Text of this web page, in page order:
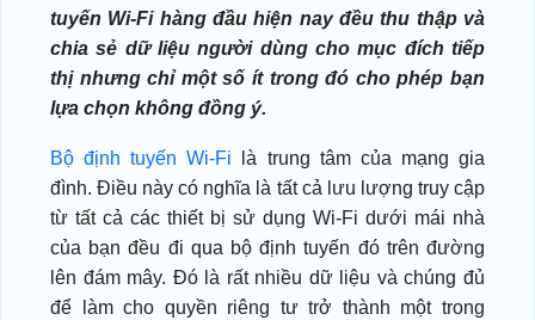
tuyến Wi-Fi hàng đầu hiện nay đều thu thập và
chia sẻ dữ liệu người dùng cho mục đích tiếp
thị nhưng chỉ một số ít trong đó cho phép bạn
lựa chọn không đồng ý.
Bộ định tuyến Wi-Fi là trung tâm của mạng gia
đình. Điều này có nghĩa là tất cả lưu lượng truy cập
từ tất cả các thiết bị sử dụng Wi-Fi dưới mái nhà
của bạn đều đi qua bộ định tuyến đó trên đường
lên đám mây. Đó là rất nhiều dữ liệu và chúng đủ
để làm cho quyền riêng tư trở thành một trong